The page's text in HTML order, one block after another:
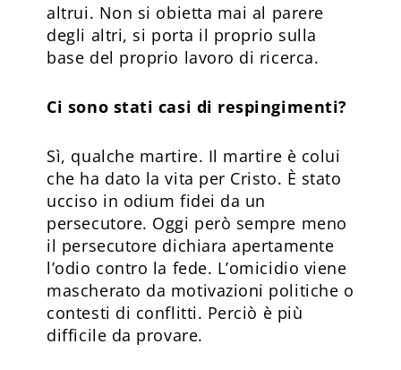
altrui. Non si obietta mai al parere
degli altri, si porta il proprio sulla
base del proprio lavoro di ricerca.
Ci sono stati casi di respingimenti?
Sì, qualche martire. Il martire è colui
che ha dato la vita per Cristo. È stato
ucciso in odium fidei da un
persecutore. Oggi però sempre meno
il persecutore dichiara apertamente
l’odio contro la fede. L’omicidio viene
mascherato da motivazioni politiche o
contesti di conflitti. Perciò è più
difficile da provare.